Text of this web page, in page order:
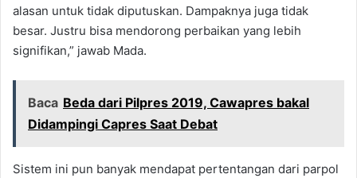
alasan untuk tidak diputuskan. Dampaknya juga tidak
besar. Justru bisa mendorong perbaikan yang lebih
signifikan,” jawab Mada.
Baca Beda dari Pilpres 2019, Cawapres bakal
Didampingi Capres Saat Debat
Sistem ini pun banyak mendapat pertentangan dari parpol